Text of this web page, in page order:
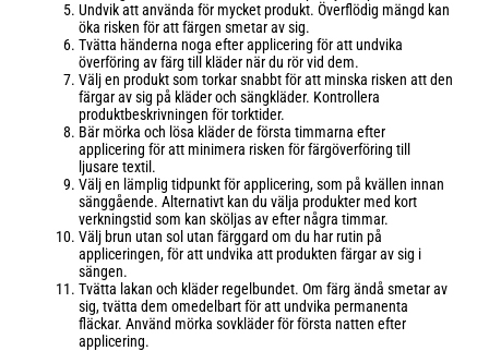
Undvik att använda för mycket produkt. Överflödig mängd kan
öka risken för att färgen smetar av sig.
Tvätta händerna noga efter applicering för att undvika
överföring av färg till kläder när du rör vid dem.
Välj en produkt som torkar snabbt för att minska risken att den
färgar av sig på kläder och sängkläder. Kontrollera
produktbeskrivningen för torktider.
Bär mörka och lösa kläder de första timmarna efter
applicering för att minimera risken för färgöverföring till
ljusare textil.
Välj en lämplig tidpunkt för applicering, som på kvällen innan
sänggående. Alternativt kan du välja produkter med kort
verkningstid som kan sköljas av efter några timmar.
Välj brun utan sol utan färggard om du har rutin på
appliceringen, för att undvika att produkten färgar av sig i
sängen.
Tvätta lakan och kläder regelbundet. Om färg ändå smetar av
sig, tvätta dem omedelbart för att undvika permanenta
fläckar. Använd mörka sovkläder för första natten efter
applicering.